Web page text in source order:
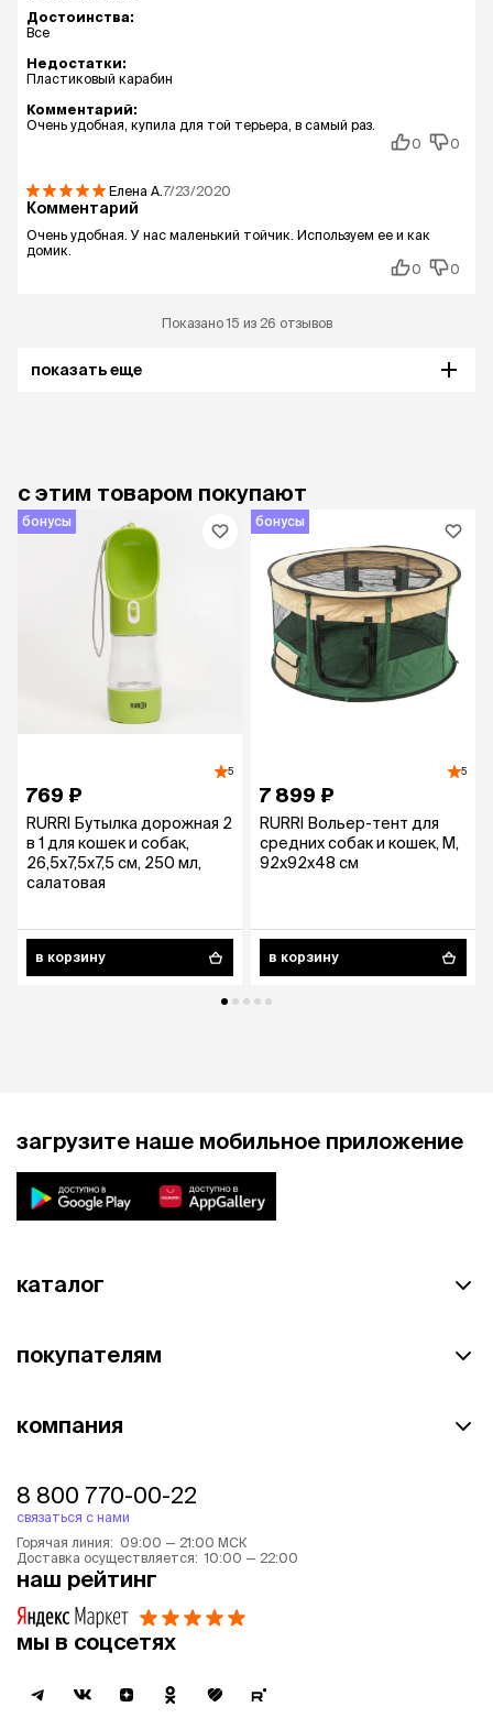
Достоинства:
Все
Недостатки:
Пластиковый карабин
Комментарий:
Очень удобная, купила для той терьера, в самый раз.
0
0
Елена А. 7/23/2020
Комментарий
Очень удобная. У нас маленький тойчик. Используем ее и как
домик.
0
0
Показано 15 из 26 отзывов
показать еще
с этим товаром покупают
бонусы
5
769 ₽
RURRI Бутылка дорожная 2
в 1 для кошек и собак,
26,5х7,5х7,5 см, 250 мл,
салатовая
в корзину
бонусы
5
7 899 ₽
RURRI Вольер-тент для
средних собак и кошек, M,
92x92x48 см
в корзину
загрузите наше мобильное приложение
каталог
покупателям
компания
8 800 770-00-22
связаться с нами
Горячая линия: 09:00 — 21:00 МСК
Доставка осуществляется: 10:00 — 22:00
наш рейтинг
мы в соцсетях